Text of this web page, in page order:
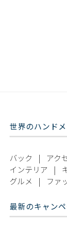
世界のハンド
バック | アク
インテリア |
グルメ | ファ
最新のキャン